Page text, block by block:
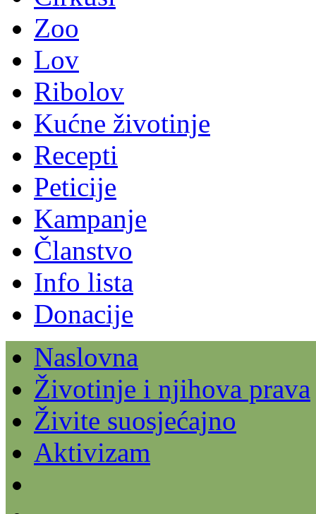
Zoo
Lov
Ribolov
Kućne životinje
Recepti
Peticije
Kampanje
Članstvo
Info lista
Donacije
Naslovna
Životinje i njihova prava
Živite suosjećajno
Aktivizam